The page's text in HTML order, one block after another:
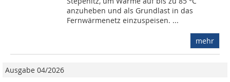
anzuheben und als Grundlast in das
Fernwärmenetz einzuspeisen. ...
mehr
Ausgabe 04/2026